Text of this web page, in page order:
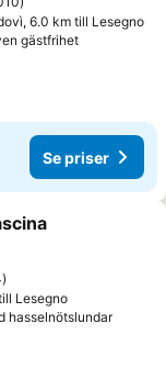
6.0 km till Lesegno
gästfrihet
Se priser
Favoriter
Lesegno
hasselnötslundar